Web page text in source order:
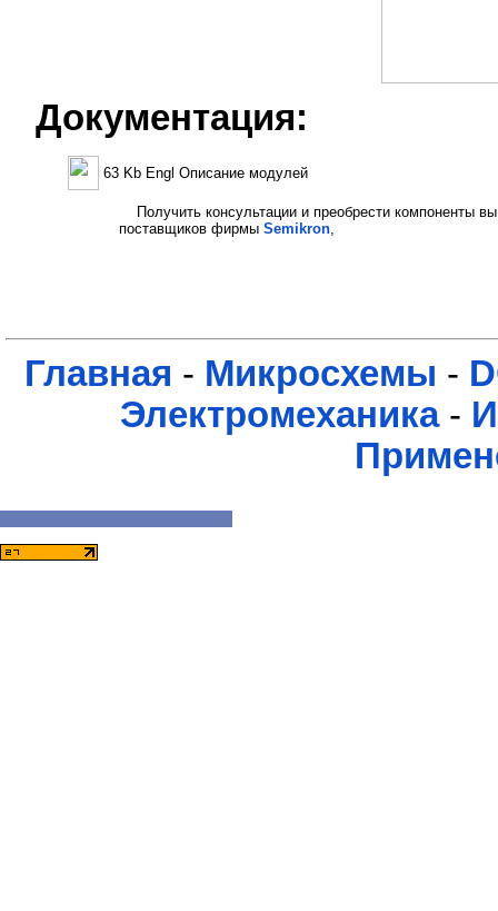
Документация:
63 Kb Engl Описание модулей
Получить консультации и преобрести компоненты
поставщиков фирмы Semikron,
Главная - Микросхемы -
Электромеханика-